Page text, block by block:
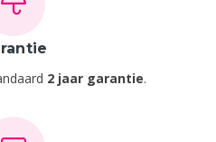
2 jaar garantie.